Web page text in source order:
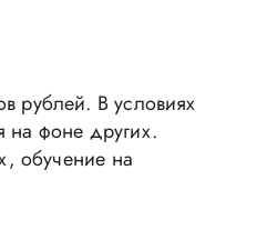
рублей. В условиях
на фоне других.
обучение на